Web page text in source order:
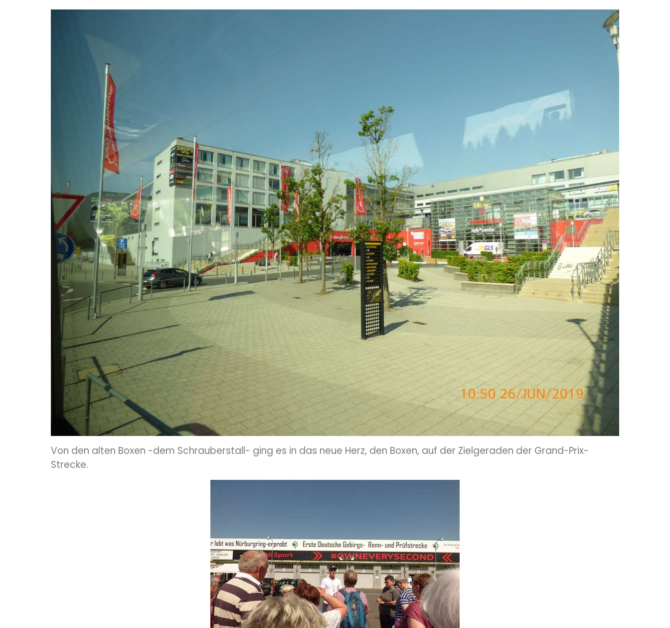
Von den alten Boxen -dem Schrauberstall- ging es in das neue Herz, den Boxen, auf der Zielgeraden der Grand-Prix-
Strecke.